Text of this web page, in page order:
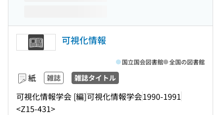
可視化情報
紙 雑誌 雑誌タイトル
可視化情報学会 [編]可視化情報学会1990-1991
<Z15-431>
国立国会図書館 全国の図書館